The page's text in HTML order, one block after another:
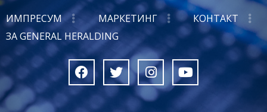
ИМПРЕСУМ МАРКЕТИНГ
КОНТАКТ
ЗА GENERAL HERALDING